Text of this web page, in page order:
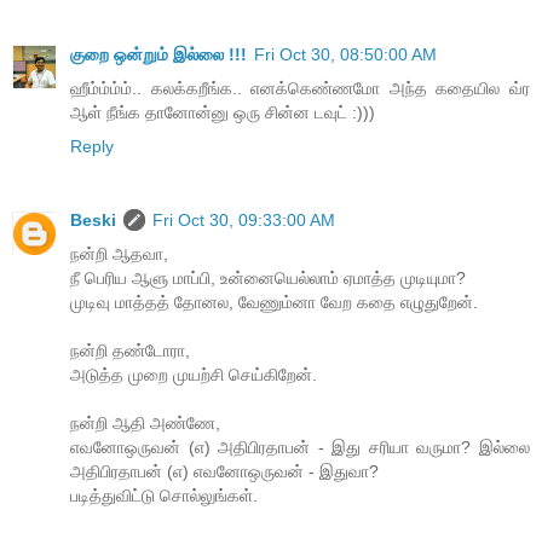
குறை ஒன்றும் இல்லை !!! Fri Oct 30, 08:50:00 AM
ஹீம்ம்ம்ம்.. கலக்கறீங்க.. எனக்கெண்ணமோ அந்த கதையில வ்ர
ஆள் நீங்க தானோன்னு ஒரு சின்ன டவுட் :)))
Reply
Beski
Fri Oct 30, 09:33:00 AM
நன்றி ஆதவா,
நீ பெரிய ஆளு மாப்பி, உன்னையெல்லாம் ஏமாத்த முடியுமா?
முடிவு மாத்தத் தோனல, வேணும்னா வேற கதை எழுதுறேன்.
நன்றி தண்டோரா,
அடுத்த முறை முயற்சி செய்கிறேன்.
நன்றி ஆதி அண்ணே,
எவனோஒருவன் (எ) அதிபிரதாபன் - இது சரியா வருமா? இல்லை
அதிபிரதாபன் (எ) எவனோஒருவன் - இதுவா?
படித்துவிட்டு சொல்லுங்கள்.